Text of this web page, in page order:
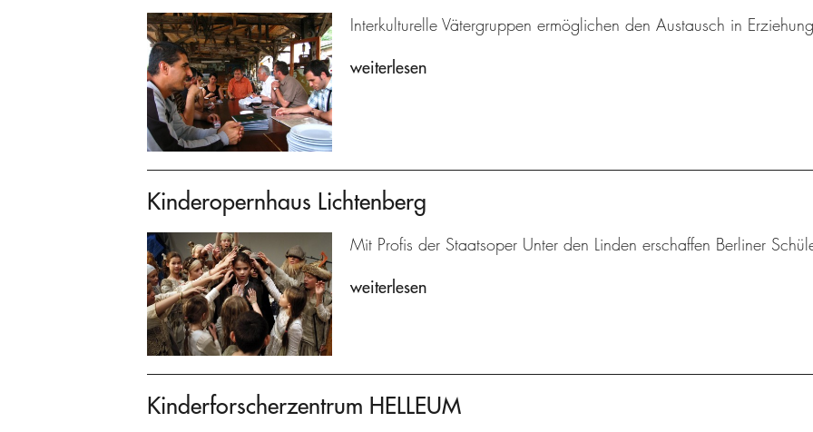
Interkulturelle Vätergruppen ermöglichen den Austausch in
weiterlesen
Kinderopernhaus Lichtenberg
Mit Profis der Staatsoper Unter den Linden erschaffen Berliner
weiterlesen
Kinderforscherzentrum HELLEUM